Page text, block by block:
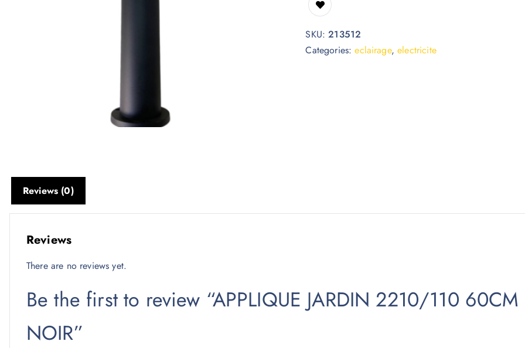
SKU:213512
Categories:eclairage,electricite
Reviews (0)
Reviews
There are no reviews yet.
Be the first to review “APPLIQUE JARDIN 2210/110 60CM
NOIR”